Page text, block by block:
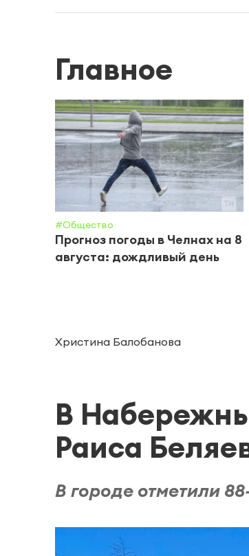
Главное
#Общество
Прогноз погоды в Челнах на 8
августа: дождливый день
Христина Балобанова
В
Раиса
В городе отметили